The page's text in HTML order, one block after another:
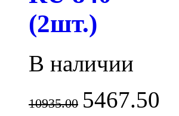
(2шт.)
В наличии
10935.00 5467.50